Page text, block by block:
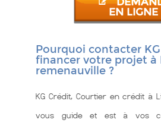
EN LIGNE
Pourquoi contacter
financer votre projet à
remenauville ?
KG Crédit, Courtier en crédit à
vous guide et est à vos